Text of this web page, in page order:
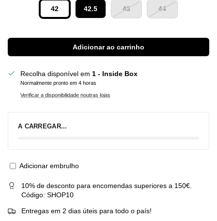
42 42.5 43 44
Adicionar ao carrinho
Recolha disponível em 1 - Inside Box
Normalmente pronto em 4 horas
Verificar a disponibilidade noutras lojas
A CARREGAR...
Adicionar embrulho
10% de desconto para encomendas superiores a 150€.
Código: SHOP10
Entregas em 2 dias úteis para todo o país!